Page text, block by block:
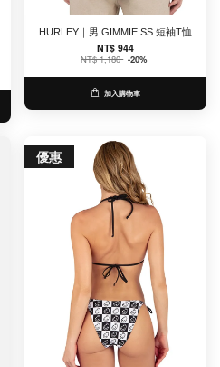
HURLEY｜男 GIMMIE SS 短袖T恤
NT$ 944
NT$ 1,180 -20%
加入購物車
優惠